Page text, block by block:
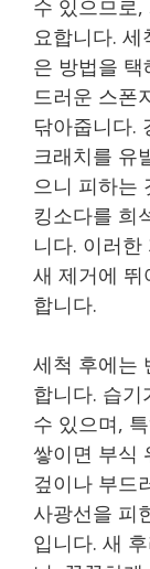
수 있으므로
요합니다.
은 방법을
드러운 스폰
닦아줍니다.
크래치를 유
으니 피하는
킹소다를 희
니다. 이러
새 제거에
합니다.
세척 후에는
합니다. 습
수 있으며,
쌓이면 부식
겊이나 부드
사광선을 피
입니다. 새